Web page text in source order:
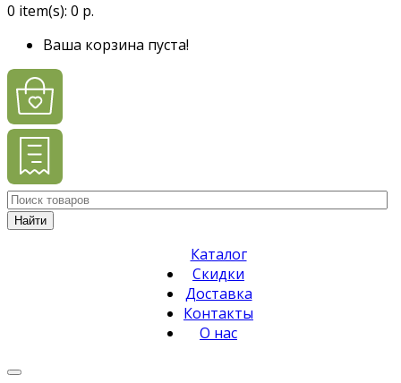
0 item(s): 0 р.
Ваша корзина пуста!
Найти
Каталог
Скидки
Доставка
Контакты
О нас